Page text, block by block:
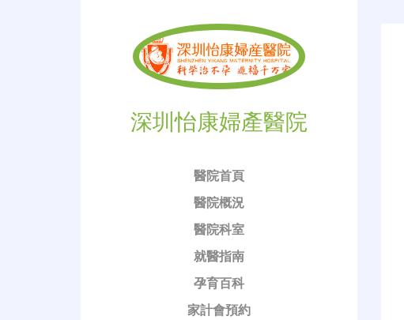
深圳怡康婦產醫院
醫院首頁
醫院概況
醫院科室
就醫指南
孕育百科
家計會預約